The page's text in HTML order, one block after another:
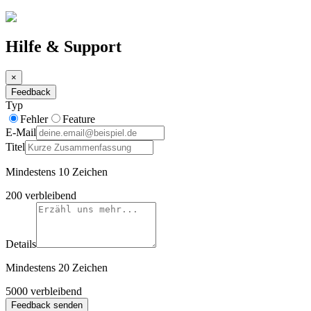
Hilfe & Support
×
Feedback
Typ
Fehler
Feature
E-Mail
Titel
Mindestens 10 Zeichen
200 verbleibend
Details
Mindestens 20 Zeichen
5000 verbleibend
Feedback senden